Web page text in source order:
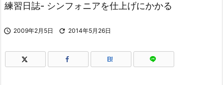
練習日誌- シンフォニアを仕上げにかかる
 2009年2月5日  2014年5月26日
B!